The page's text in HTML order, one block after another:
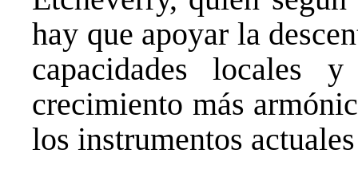
hay que apoyar la
capacidades locales
crecimiento más
los instrumentos